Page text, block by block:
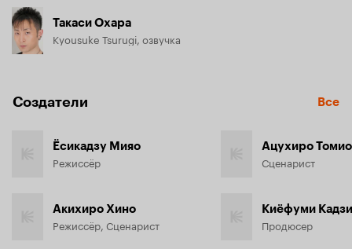
Такаси Охара
Kyousuke Tsurugi, озвучка
Создатели Все
Ёсикадзу Мияо
Режиссёр
Акихиро Хино
Режиссёр, Сценарист
Ацухиро
Сценарист
Киёфуми
Продюсер